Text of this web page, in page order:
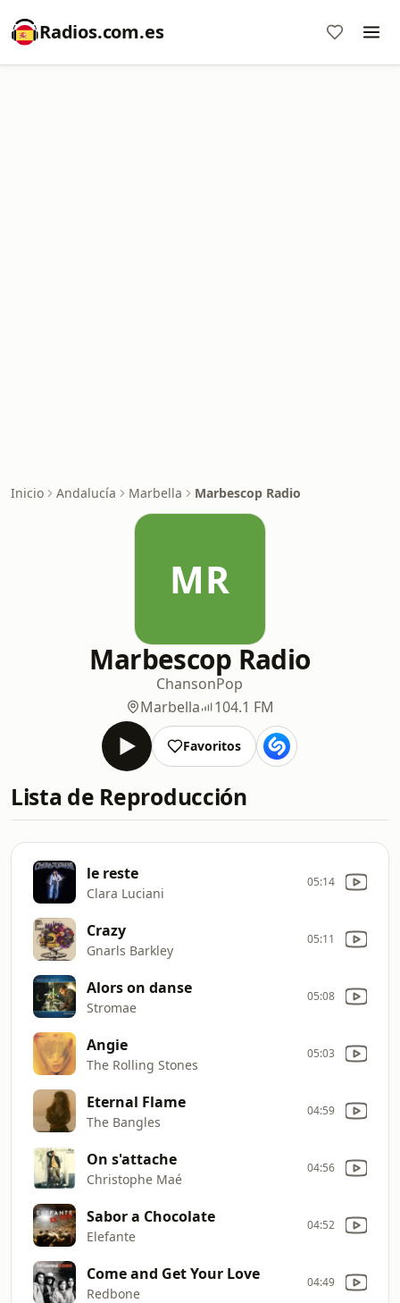
Radios.com.es
Inicio Andalucía Marbella Marbescop Radio
MR
Marbescop Radio
ChansonPop
Marbella
104.1 FM
Favoritos
Lista de Reproducción
le reste
Clara Luciani
05:14
Crazy
Gnarls Barkley
05:11
Alors on danse
Stromae
05:08
Angie
The Rolling Stones
05:03
Eternal Flame
The Bangles
04:59
On s'attache
Christophe Maé
04:56
Sabor a Chocolate
Elefante
04:52
Come and Get Your Love
Redbone
04:49